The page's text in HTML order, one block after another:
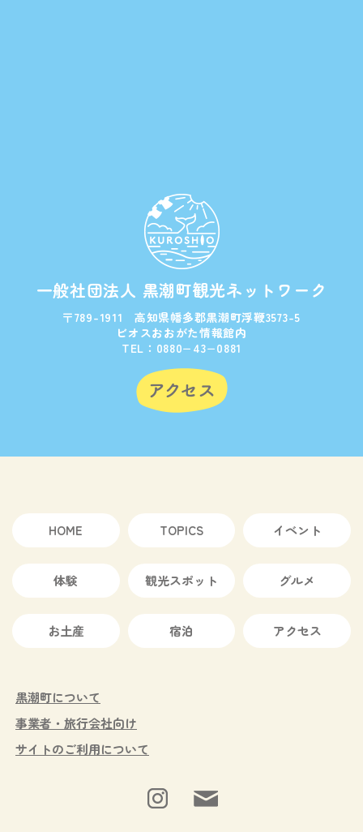
一般社団法人 黒潮町観光ネットワーク
〒789-1911 高知県幡多郡黒潮町浮鞭3573-5
ビオスおおがた情報館内
TEL：0880−43−0881
HOME TOPICS イベント
体験 観光スポット グルメ
お土産 宿泊 アクセス
黒潮町について
事業者・旅行会社向け
サイトのご利用について